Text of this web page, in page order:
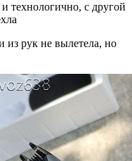
технологично, с другой
из рук не вылетела, но